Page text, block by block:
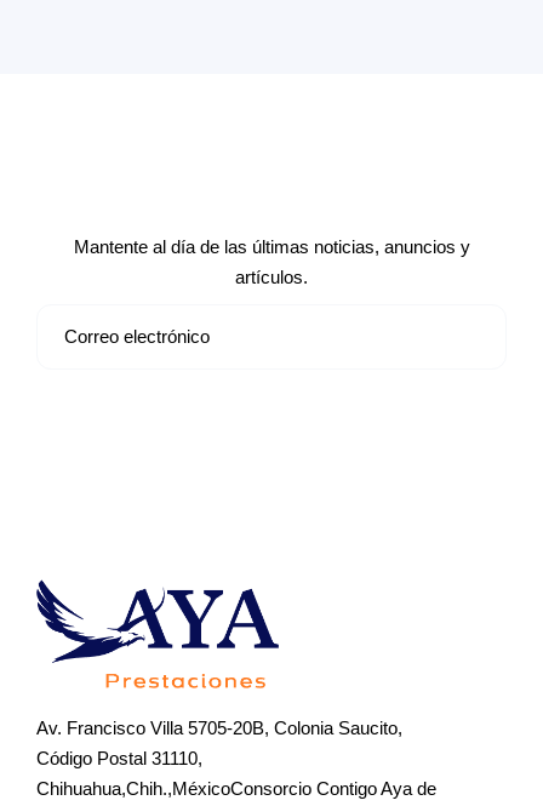
Mantente al día de las últimas noticias, anuncios y
artículos.
Av. Francisco Villa 5705-20B, Colonia Saucito,
Código Postal 31110,
Chihuahua,Chih.,MéxicoConsorcio Contigo Aya de